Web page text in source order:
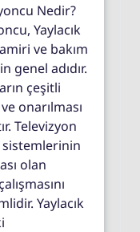
Nedir?
Yaylacık
ve bakım
genel adıdır.
çeşitli
onarılması
Televizyon
olan
Yaylacık